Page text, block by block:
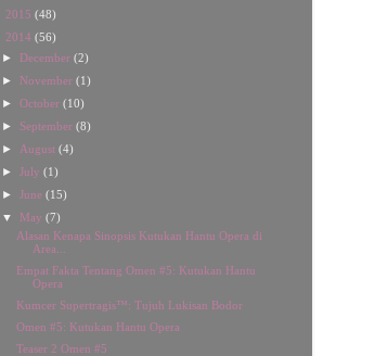
2015 (48)
2014 (56)
► December (2)
► November (1)
► October (10)
► September (8)
► August (4)
► July (1)
► June (15)
▼ May (7)
Alasan Kenapa Sinopsis Kutukan Hantu Opera di
Area...
Empat Fakta Tentang Omen #5: Kutukan Hantu
Opera
Kumcer Supertragis™: Tujuh Lukisan Bodor
Omen #5: Kutukan Hantu Opera
Teaser 2 Omen #5